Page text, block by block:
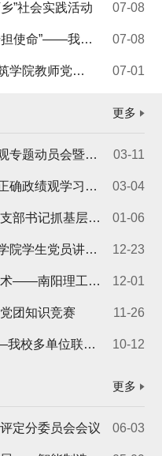
07-08
”社会实践活动
07-08
合举办观影主题党日活动
07-01
党员上专题党课
更多
03-11
暨第一次集体学习会
03-04
学习教育动员会
01-06
党建工作述职评议会
12-23
党员讲授思政课
12-01
造学院师生党员为爱集结
11-26
团知识竞赛
10-12
办观影主题党日活动
更多
06-03
定分委员会会议